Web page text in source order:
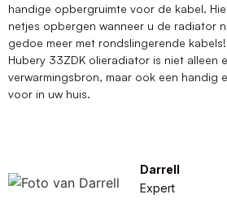
handige opbergruimte voor de kabel.
netjes opbergen wanneer u de radiator
gedoe meer met rondslingerende
Hubery 33ZDK olieradiator is niet alleen
verwarmingsbron, maar ook een handig
voor in uw huis.
Darrell
Expert